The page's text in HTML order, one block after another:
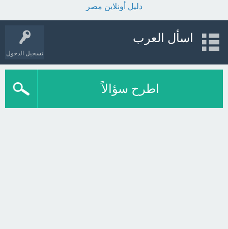
دليل أونلاين مصر
تسجيل الدخول
اسأل العرب
اطرح سؤالاً